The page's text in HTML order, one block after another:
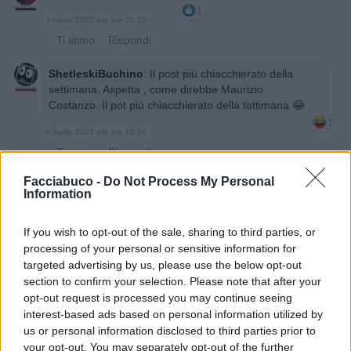
Facciabuco - Do Not Process My Personal
Information
If you wish to opt-out of the sale, sharing to third parties, or
processing of your personal or sensitive information for
targeted advertising by us, please use the below opt-out
section to confirm your selection. Please note that after your
opt-out request is processed you may continue seeing
interest-based ads based on personal information utilized by
us or personal information disclosed to third parties prior to
your opt-out. You may separately opt-out of the further
1
5 Aprile 2023 alle ore 21:10
· Ti stimo · Rispondi
ShetleskiBuchino: Il post più chiacchierato della
settimana. Aspetta , come direbbe Maurizio
Costanzo. Il pot più chiacchierato della tettimana 😂
1
6 Aprile 2023 alle ore 16:59
·Ti stimo·Rispondi
Spanki:Buona serata 🥂😅🤣😂
·Ti stimo·Rispondi
garak:Spanki il calamaro 2 la vendetta😄
1
25 Settembre 2023 alle ore 20:55
·Ti stimo ·Rispondi
Spanki:garak